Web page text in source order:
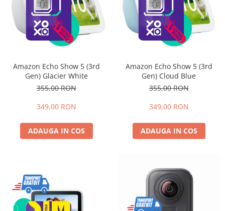
Amazon Echo Show 5 (3rd
Gen) Glacier White
355,00 RON
349,00 RON
ADAUGA IN COS
Amazon Echo Show 5 (3rd
Gen) Cloud Blue
355,00 RON
349,00 RON
ADAUGA IN COS